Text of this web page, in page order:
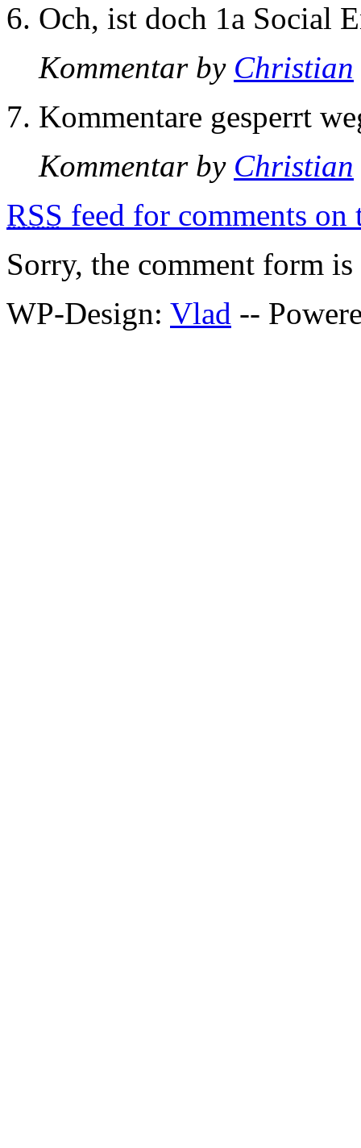
Och, ist doch 1a Social
Kommentar by Christian
Kommentare gesperrt
Kommentar by Christian
RSS feed for comments on
Sorry, the comment form
WP-Design: Vlad --